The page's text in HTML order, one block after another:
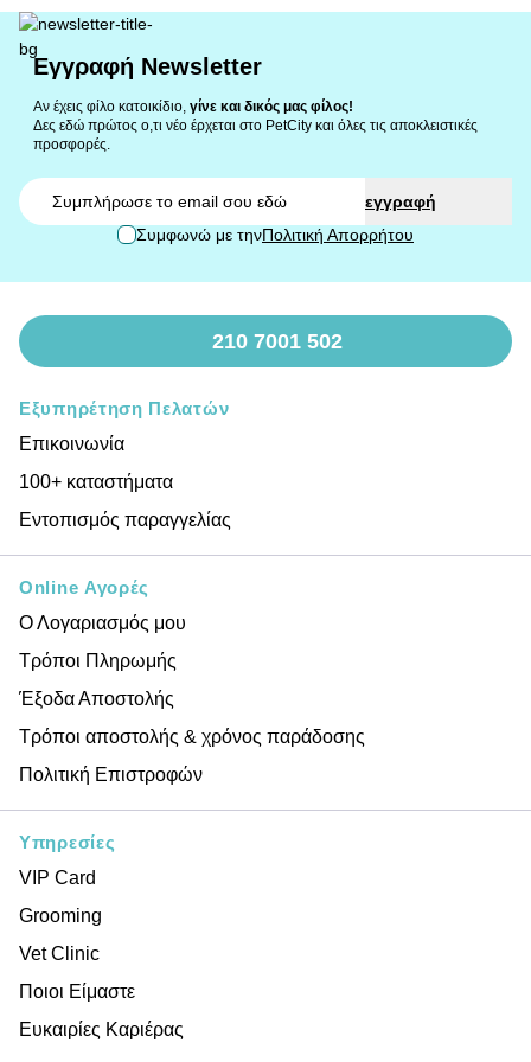
Εγγραφή Newsletter
Αν έχεις φίλο κατοικίδιο, γίνε και δικός μας φίλος!
Δες εδώ πρώτος ο,τι νέο έρχεται στο PetCity και όλες τις αποκλειστικές
προσφορές.
εγγραφή
Συμφωνώ με τηνΠολιτική Απορρήτου
210 7001 502
Εξυπηρέτηση Πελατών
Επικοινωνία
100+ καταστήματα
Εντοπισμός παραγγελίας
Online Αγορές
Ο Λογαριασμός μου
Τρόποι Πληρωμής
Έξοδα Αποστολής
Τρόποι αποστολής & χρόνος παράδοσης
Πολιτική Επιστροφών
Υπηρεσίες
VIP Card
Grooming
Vet Clinic
Ποιοι Είμαστε
Ευκαιρίες Καριέρας